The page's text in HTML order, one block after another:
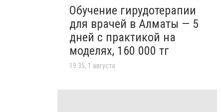
Обучение гирудотерапии
для врачей в Алматы — 5
дней с практикой на
моделях, 160 000 тг
19:35, 1 августа